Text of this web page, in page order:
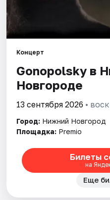
Концерт
Gonopolsky в
Новгороде
13 сентября 2026 •
Город: Нижний Новгород
Площадка: Premio
Билеты
на
Еще